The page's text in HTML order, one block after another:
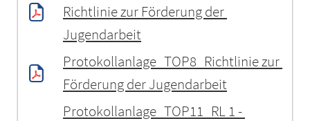
Richtlinie zur Förderung der
Jugendarbeit
Protokollanlage_TOP8_Richtlinie zur
Förderung der Jugendarbeit
Protokollanlage_TOP11_RL 1 -